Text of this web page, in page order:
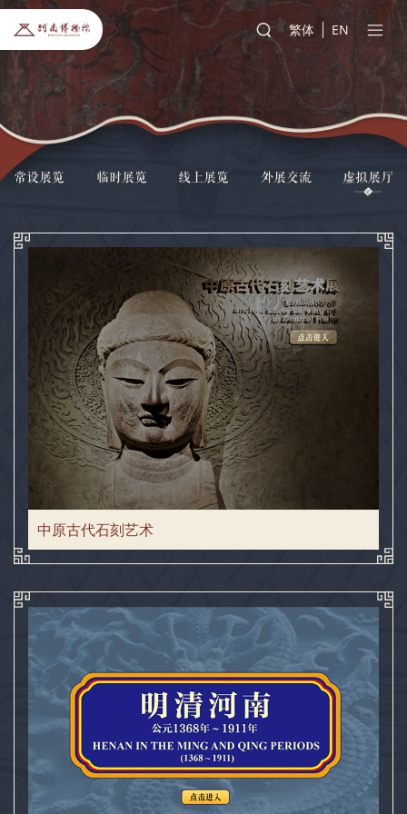
繁体 EN
常设展览 临时展览 线上展览 外展交流 虚拟展厅
中原古代石刻艺术